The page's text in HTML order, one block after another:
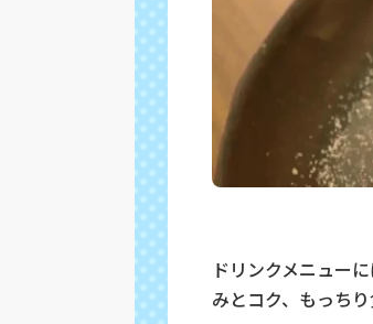
ドリンクメニュー
みとコク、もっち